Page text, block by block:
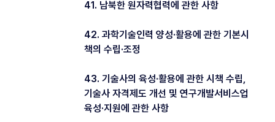
41. 남북한 원자력협력에 관한 사항
42. 과학기술인력 양성·활용에 관한 기본시
책의 수립·조정
43. 기술사의 육성·활용에 관한 시책 수립,
기술사 자격제도 개선 및 연구개발서비스업
육성·지원에 관한 사항